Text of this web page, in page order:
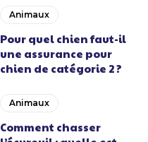
Animaux
Pour quel chien faut-il
une assurance pour
chien de catégorie 2 ?
Animaux
Comment chasser